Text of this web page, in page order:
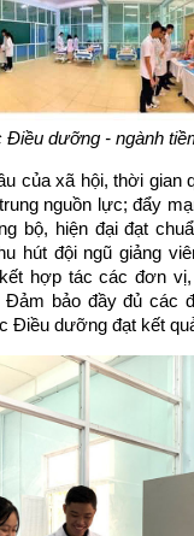
Điều dưỡng - ngành
của xã hội, thời gian
nguồn lực; đẩy
bộ, hiện đại đạt
hút đội ngũ giảng
hợp tác các đơn vị,
bảo đầy đủ các
Điều dưỡng đạt kết